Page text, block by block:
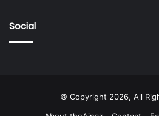
Social
© Copyright 2026, All